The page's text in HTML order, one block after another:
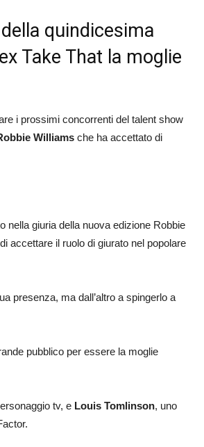
quindicesima
Take That la moglie
i prossimi concorrenti del talent show
Williams che ha accettato di
nella giuria della nuova edizione Robbie
accettare il ruolo di giurato nel popolare
presenza, ma dall’altro a spingerlo a
pubblico per essere la moglie
tv, e Louis Tomlinson, uno